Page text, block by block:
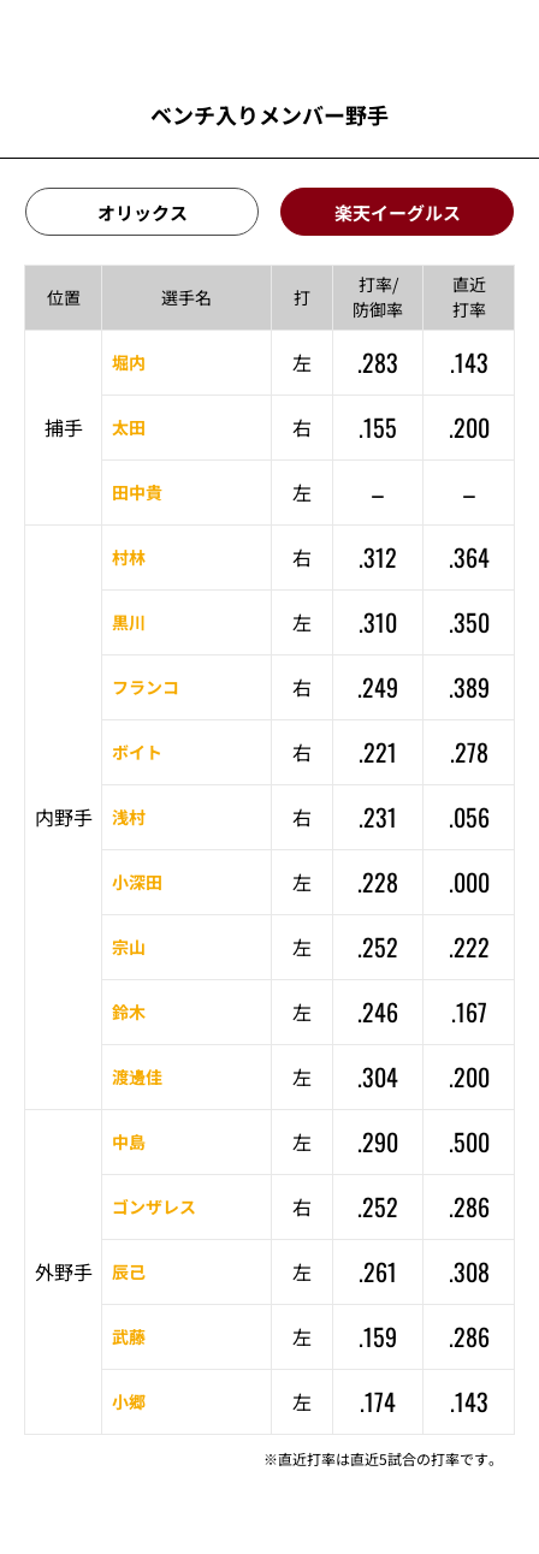
ベンチ入りメンバー野手
オリックス 楽天イーグルス
位置 選手名 打
打率/
防御率
直近
打率
捕手
堀内 左 .283 .143
太田 右 .155 .200
田中貴 左 – –
内野手
村林 右 .312 .364
黒川 左 .310 .350
フランコ 右 .249 .389
ボイト 右 .221 .278
浅村 右 .231 .056
小深田 左 .228 .000
宗山 左 .252 .222
鈴木 左 .246 .167
渡邊佳 左 .304 .200
外野手
中島 左 .290 .500
ゴンザレス 右 .252 .286
辰己 左 .261 .308
武藤 左 .159 .286
小郷 左 .174 .143
※直近打率は直近5試合の打率です。